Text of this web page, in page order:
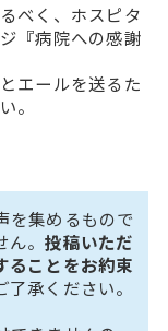
べく、ホスピタ
『病院への感謝
エールを送るた
。
を集めるもので
ん。投稿いただ
ることをお約束
承ください。